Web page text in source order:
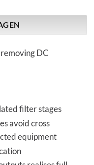
DC
filter stages
avoid cross
equipment